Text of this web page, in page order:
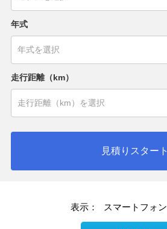
年式
走行距離（km）
見積りスタート
表示： スマートフォン